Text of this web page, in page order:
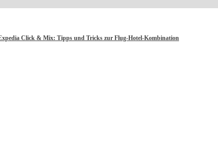
Click & Mix: Tipps und Tricks zur Flug-Hotel-Kombination